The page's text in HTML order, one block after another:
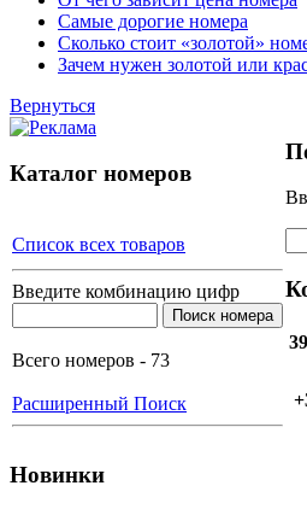
Самые дорогие номера
Сколько стоит «золотой»
Зачем нужен золотой или
Вернуться
Каталог номеров
Список всех товаров
Введите комбинацию цифр
Всего номеров - 73
Расширенный Поиск
Новинки